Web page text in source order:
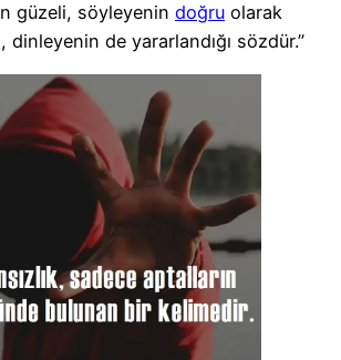
güzeli, söyleyenin doğru olarak
dinleyenin de yararlandığı sözdür.”